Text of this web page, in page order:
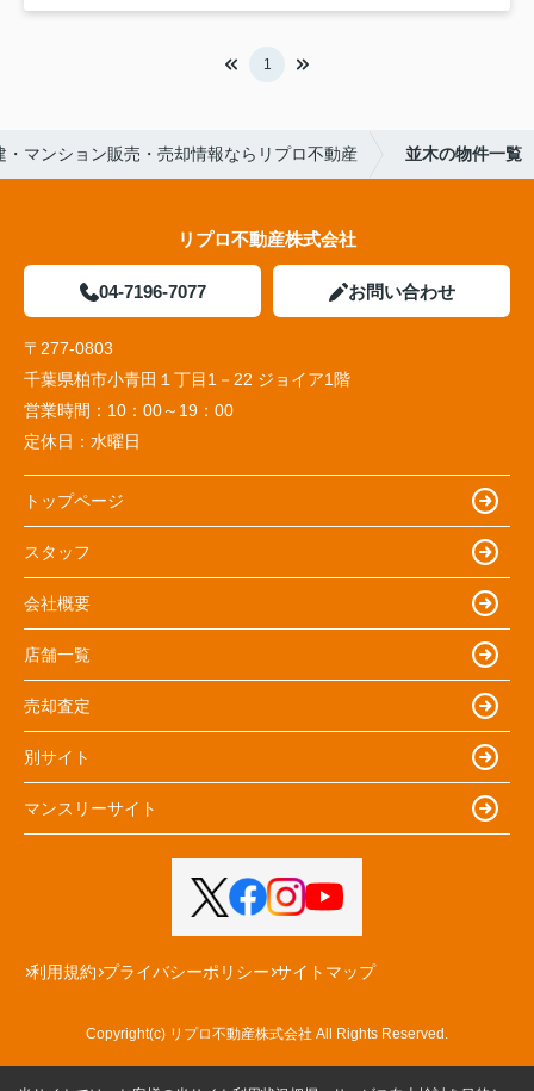
1
・マンション販売・売却情報ならリプロ不動産 並木の物件一覧
リプロ不動産株式会社
04-7196-7077 お問い合わせ
〒277-0803
千葉県柏市小青田１丁目1－22 ジョイア1階
営業時間： 10：00～19：00
定休日： 水曜日
トップページ
スタッフ
会社概要
店舗一覧
売却査定
別サイト
マンスリーサイト
利用規約 プライバシーポリシー サイトマップ
Copyright(c) リプロ不動産株式会社 All Rights Reserved.